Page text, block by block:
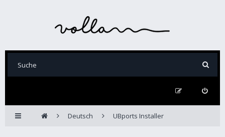
Deutsch UBports Installer